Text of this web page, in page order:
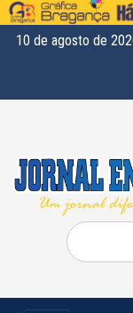
10 de agosto de
Pesquisar
por: